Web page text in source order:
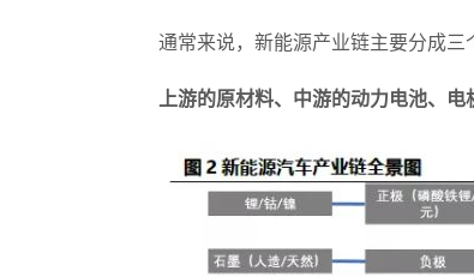
通常来说，新能源产业链主要分成三
上游的原材料、中游的动力电池、电